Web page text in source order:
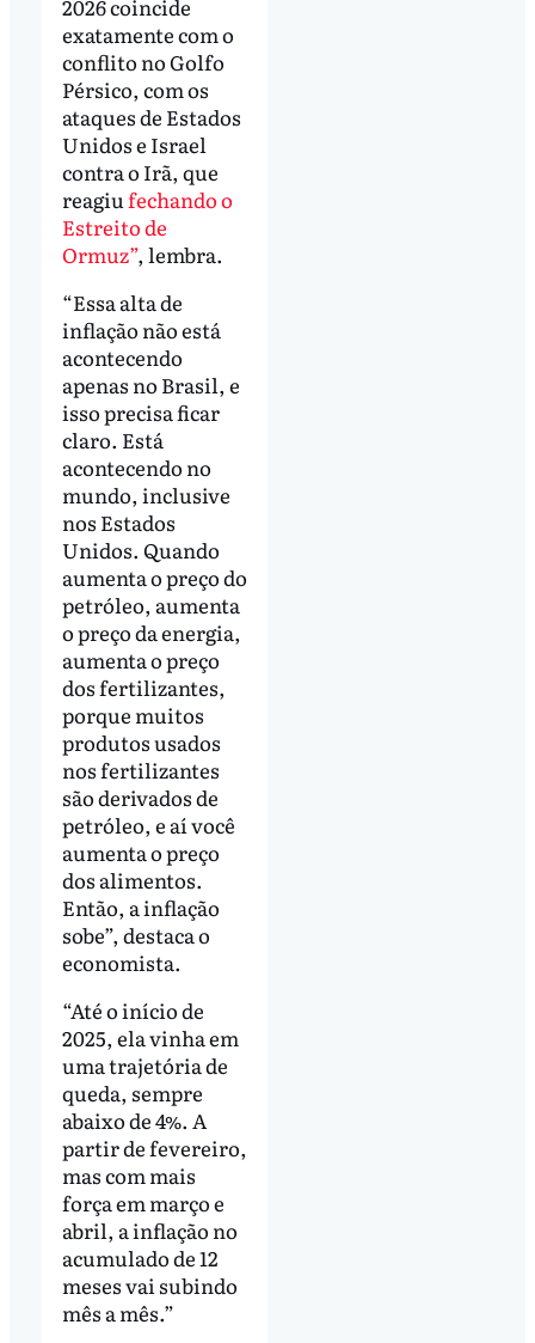
2026 coincide
exatamente com o
conflito no Golfo
Pérsico, com os
ataques de Estados
Unidos e Israel
contra o Irã, que
reagiufechando o
Estreito de
Ormuz”, lembra.
“Essa alta de
inflação não está
acontecendo
apenas no Brasil, e
isso precisa ficar
claro. Está
acontecendo no
mundo, inclusive
nos Estados
Unidos. Quando
aumenta o preço do
petróleo, aumenta
o preço da energia,
aumenta o preço
dos fertilizantes,
porque muitos
produtos usados
nos fertilizantes
são derivados de
petróleo, e aí você
aumenta o preço
dos alimentos.
Então, a inflação
sobe”, destaca o
economista.
“Até o início de
2025, ela vinha em
uma trajetória de
queda, sempre
abaixo de 4%. A
partir de fevereiro,
mas com mais
força em março e
abril, a inflação no
acumulado de 12
meses vai subindo
mês a mês.”